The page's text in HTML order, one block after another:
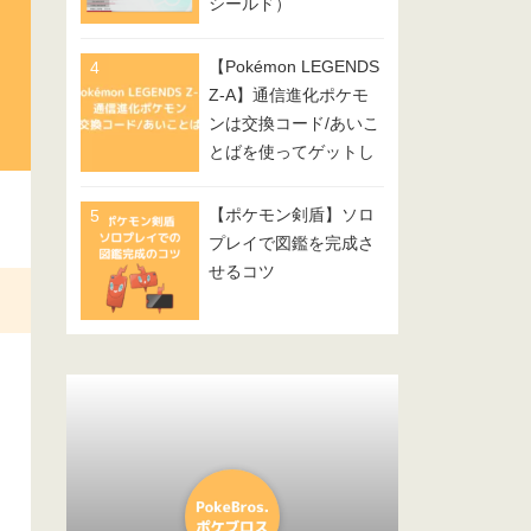
シールド）
【Pokémon LEGENDS
Z-A】通信進化ポケモ
ンは交換コード/あいこ
とばを使ってゲットし
【ポケモン剣盾】ソロ
プレイで図鑑を完成さ
せるコツ